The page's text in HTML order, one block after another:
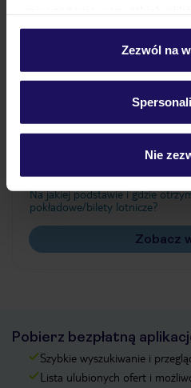
personalizować swój wybór
Szczegółowe informacje o
Zezwól na
Nie
Ważne informacje
Często zadawane
Jak zmienić uczestników/osobę
Czy w Hotelu będzie
Na jakiej podstawie i gdzie
pokładowe/bilety lotnicze?
Zobacz
Pobierz bezpłatną
Szybkie wyszukiwanie i
Lista ulubionych ofert i